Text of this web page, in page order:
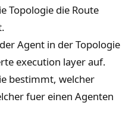
Topologie die Route
Agent in der Topologie
execution layer auf.
bestimmt, welcher
fuer einen Agenten